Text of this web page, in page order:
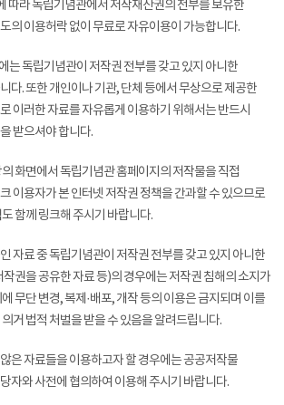
따라 독립기념관에서 저작재산권의 전부를 보유한
의 이용허락 없이 무료로 자유이용이 가능합니다.
는 독립기념관이 저작권 전부를 갖고 있지 아니한
다. 또한 개인이나 기관, 단체 등에서 무상으로 제공한
이러한 자료를 자유롭게 이용하기 위해서는 반드시
받으셔야 합니다.
화면에서 독립기념관 홈페이지의 저작물을 직접
이용자가 본 인터넷 저작권 정책을 간과할 수 있으므로
함께 링크해 주시기 바랍니다.
자료 중 독립기념관이 저작권 전부를 갖고 있지 아니한
권을 공유한 자료 등)의 경우에는 저작권 침해의 소지가
무단 변경, 복제·배포, 개작 등의 이용은 금지되며 이를
거 법적 처벌을 받을 수 있음을 알려드립니다.
은 자료들을 이용하고자 할 경우에는 공공저작물
자와 사전에 협의하여 이용해 주시기 바랍니다.